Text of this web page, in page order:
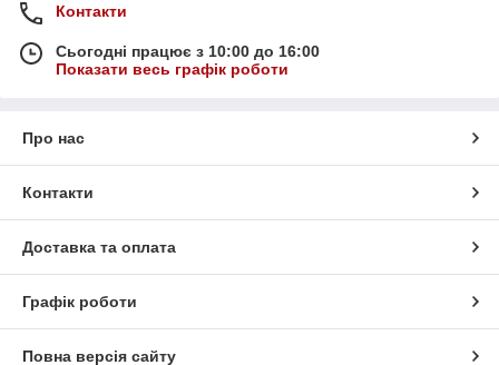
Контакти
Сьогодні працює з 10:00 до 16:00
Показати весь графік роботи
Про нас
Контакти
Доставка та оплата
Графік роботи
Повна версія сайту